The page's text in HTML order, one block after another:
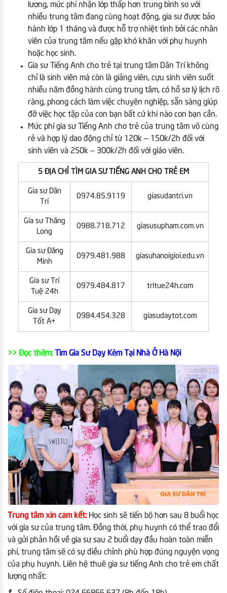
lương, mức phí nhận lớp thấp hơn trung bình so với
nhiều trung tâm đang cùng hoạt động, gia sư được bảo
hành lớp 1 tháng và được hỗ trợ nhiệt tình bởi các nhân
viên của trung tâm nếu gặp khó khăn với phụ huynh
hoặc học sinh.
Gia sư Tiếng Anh cho trẻ tại trung tâm Dân Trí không
chỉ là sinh viên mà còn là giảng viên, cựu sinh viên suốt
nhiều năm đồng hành cùng trung tâm, có hồ sơ lý lịch rõ
ràng, phong cách làm việc chuyên nghiệp, sẵn sàng giúp
đỡ việc học tập của con bạn bất cứ khi nào con bạn cần.
Mức phí gia sư Tiếng Anh cho trẻ của trung tâm vô cùng
rẻ và hợp lý dao động chỉ từ 120k – 150k/2h đối với
sinh viên và 250k – 300k/2h đối với giáo viên.
5 ĐỊA CHỈ TÌM GIA SƯ TIẾNG ANH CHO TRẺ EM
Gia sư Dân
Trí
0974.85.9119 giasudantri.vn
Gia sư Thăng
Long
0988.718.712 giasusupham.com.vn
Gia sư Đăng
Minh
0979.481.988 giasuhanoigioi.edu.vn
Gia sư Trí
Tuệ 24h
0979.484.817 tritue24h.com
Gia sư Dạy
Tốt A+
0984.454.328 giasudaytot.com
>> Đọc thêm: Tìm Gia Sư Dạy Kèm Tại Nhà Ở Hà Nội
Trung tâm xin cam kết: Học sinh sẽ tiến bộ hơn sau 8 buổi học
với gia sư của trung tâm. Đồng thời, phụ huynh có thể trao đổi
và gửi phản hồi về gia sư sau 2 buổi dạy đầu hoàn toàn miễn
phí, trung tâm sẽ có sự điều chỉnh phù hợp đúng nguyện vọng
của phụ huynh. Liên hệ thuê gia sư tiếng Anh cho trẻ em chất
lượng nhất: